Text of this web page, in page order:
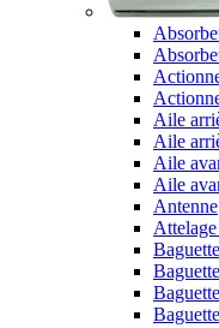
Aile
Aile
Aile
Aile
Antenne